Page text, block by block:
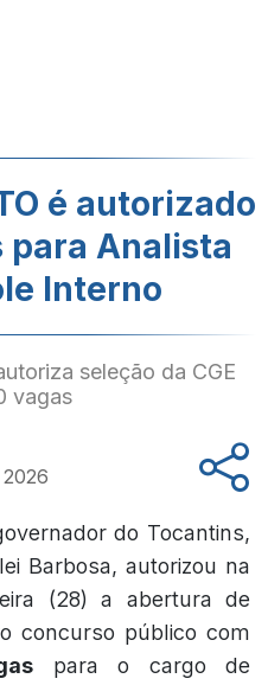
é autorizado
para Analista
Interno
seleção da CGE
vagas
do Tocantins,
Barbosa, autorizou na
(28) a abertura de
concurso público com
para o cargo de